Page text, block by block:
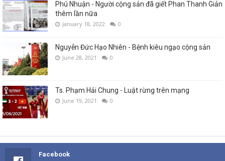
Phú Nhuận - Người cộng sản đã giết Phan Thanh Giản
thêm lần nữa
January 18, 2022 0
Nguyễn Đức Hạo Nhiên - Bệnh kiêu ngạo cộng sản
June 28, 2021 0
Ts. Phạm Hải Chung - Luật rừng trên mạng
June 19, 2021 0
Facebook